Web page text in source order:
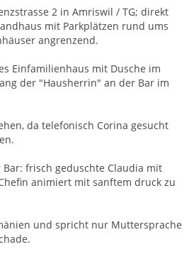
2 in Amriswil / TG; direkt
mit Parkplätzen rund ums
angrenzend.
Einfamilienhaus mit Dusche im
der "Hausherrin" an der Bar im
da telefonisch Corina gesucht
frisch geduschte Claudia mit
animiert mit sanftem druck zu
und spricht nur Muttersprache
Zitieren